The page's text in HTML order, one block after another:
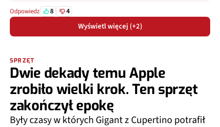
Odpowiedz 8 4
Wyświetl więcej (+2)
SPRZĘT
Dwie dekady temu Apple
zrobiło wielki krok. Ten sprzęt
zakończył epokę
Były czasy w których Gigant z Cupertino potrafił